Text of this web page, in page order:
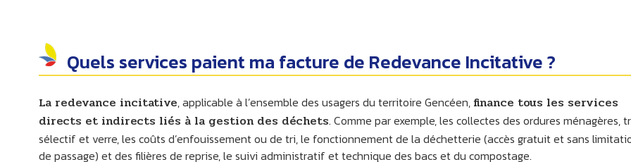
Quels services paient ma facture de Redevance Incitative ?
La redevance incitative, applicable à l’ensemble des usagers du territoire Gencéen,finance tous les services
directs et indirects liés à la gestion des déchets. Comme par exemple, les collectes des ordures ménagères,
sélectif et verre, les coûts d’enfouissement ou de tri, le fonctionnement de la déchetterie (accès gratuit et sans
de passage) et des filières de reprise, le suivi administratif et technique des bacs et du compostage.